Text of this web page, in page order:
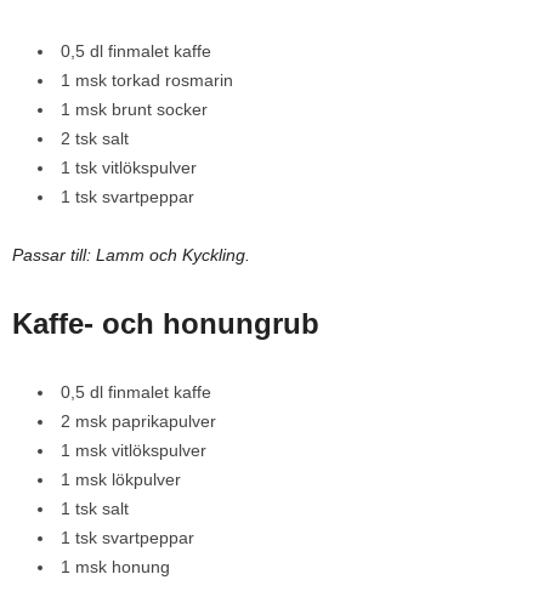
0,5 dl finmalet kaffe
1 msk torkad rosmarin
1 msk brunt socker
2 tsk salt
1 tsk vitlökspulver
1 tsk svartpeppar
Passar till: Lamm och Kyckling.
Kaffe- och honungrub
0,5 dl finmalet kaffe
2 msk paprikapulver
1 msk vitlökspulver
1 msk lökpulver
1 tsk salt
1 tsk svartpeppar
1 msk honung